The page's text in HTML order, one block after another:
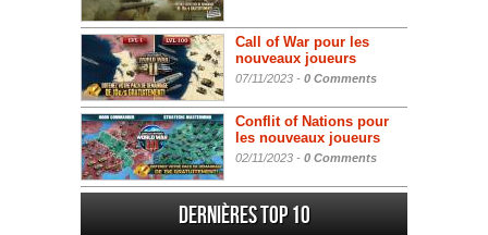
Call of War pour les
nouveaux joueurs
07/11/2023 - 0 Comments
Conflit of Nations pour
les nouveaux joueurs
02/11/2023 - 0 Comments
Dernières Top 10